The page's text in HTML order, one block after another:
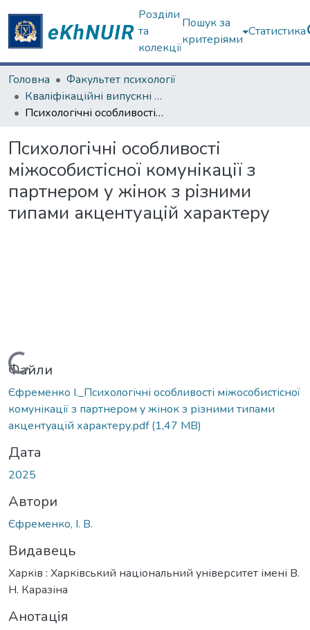
Розділи
та
колекції
Пошук за
критеріями
Статистика
Головна
Факультет психології
Кваліфікаційні випускні роботи магістрів. Факультет психології
Психологічні особливості міжособистісної комунікації з партнером у жінок з різними типами акцентуацій характеру
Психологічні особливості
міжособистісної комунікації з
партнером у жінок з різними
типами акцентуацій характеру
Вантажиться...
Файли
Єфременко І._Психологічні особливості міжособистісної
комунікації з партнером у жінок з різними типами
акцентуацій характеру.pdf(1,47 MB)
Дата
2025
Автори
Єфременко, І. В.
Видавець
Харків : Харківський національний університет імені В.
Н. Каразіна
Анотація